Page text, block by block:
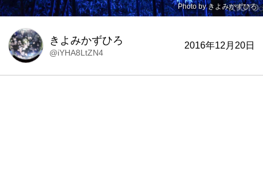
Photo byきよみかずひろ
きよみかずひろ
@iYHA8LtZN4
2016年12月20日